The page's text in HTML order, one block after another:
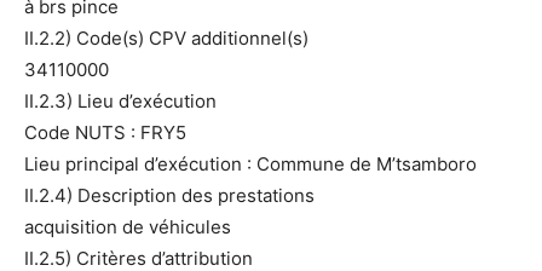
à brs pince
II.2.2) Code(s) CPV additionnel(s)
34110000
II.2.3) Lieu d’exécution
Code NUTS : FRY5
Lieu principal d’exécution : Commune de M’tsamboro
II.2.4) Description des prestations
acquisition de véhicules
II.2.5) Critères d’attribution